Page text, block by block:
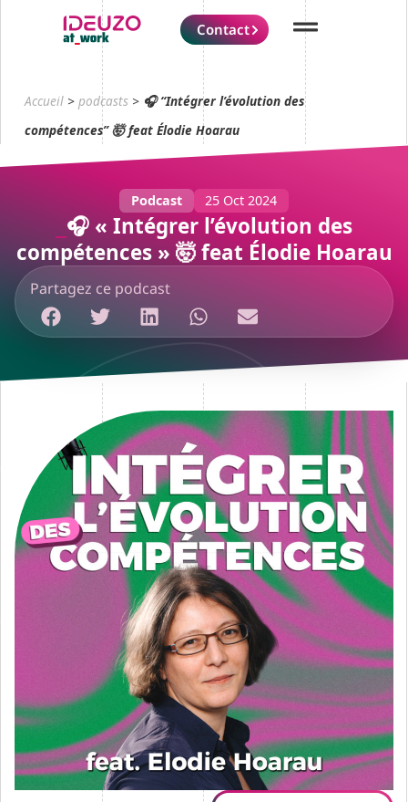
Contact
Accueil > podcasts > 🎧 “Intégrer l’évolution des
compétences” 🤯 feat Élodie Hoarau
Podcast 25 Oct 2024
🎧 « Intégrer l’évolution des
compétences » 🤯 feat Élodie Hoarau
Partagez ce podcast